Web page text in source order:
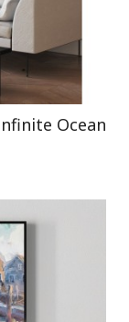
Ocean